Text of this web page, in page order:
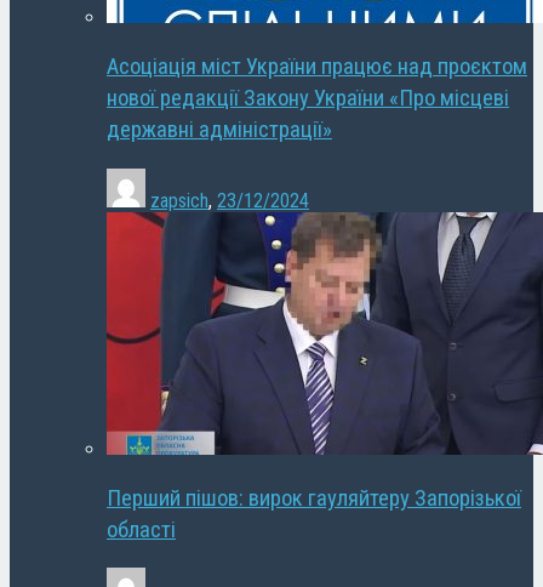
Асоціація міст України працює над проєктом
нової редакції Закону України «Про місцеві
державні адміністрації»
zapsich, 23/12/2024
Перший пішов: вирок гауляйтеру Запорізької
області